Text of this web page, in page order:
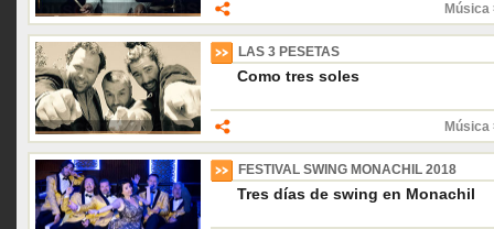
Música
LAS 3 PESETAS
Como tres soles
Música
FESTIVAL SWING MONACHIL 2018
Tres días de swing en Monachil